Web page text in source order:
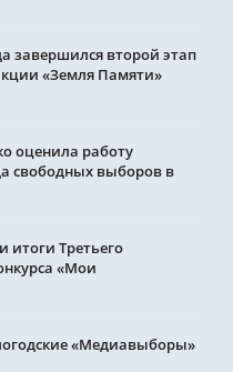
завершился второй этап
«Земля Памяти»
оценила работу
свободных выборов в
итоги Третьего
«Мои
«Медиавыборы»